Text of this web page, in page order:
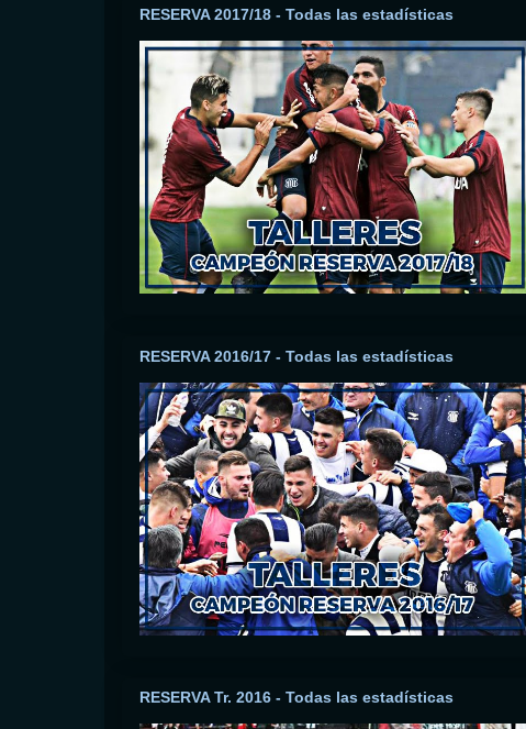
RESERVA 2017/18 - Todas las estadísticas
RESERVA 2016/17 - Todas las estadísticas
RESERVA Tr. 2016 - Todas las estadísticas